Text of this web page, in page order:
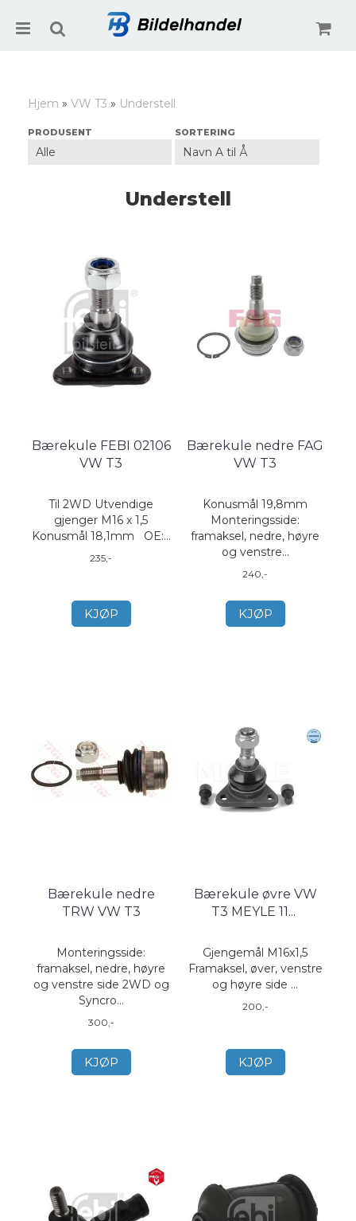
Hjem » VW T3 » Understell
PRODUSENT SORTERING
Understell
Bærekule FEBI 02106
VW T3
Til 2WD Utvendige
gjenger M16 x 1,5
Konusmål 18,1mm OE:...
235,-
KJØP
Bærekule nedre FAG
VW T3
Konusmål 19,8mm
Monteringsside:
framaksel, nedre, høyre
og venstre...
240,-
KJØP
Bærekule nedre
TRW VW T3
Monteringsside:
framaksel, nedre, høyre
og venstre side 2WD og
Syncro...
300,-
KJØP
Bærekule øvre VW
T3 MEYLE 11...
Gjengemål M16x1,5
Framaksel, øver, venstre
og høyre side ...
200,-
KJØP